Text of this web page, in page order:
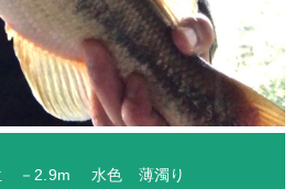
－2.9m 水色 薄濁り